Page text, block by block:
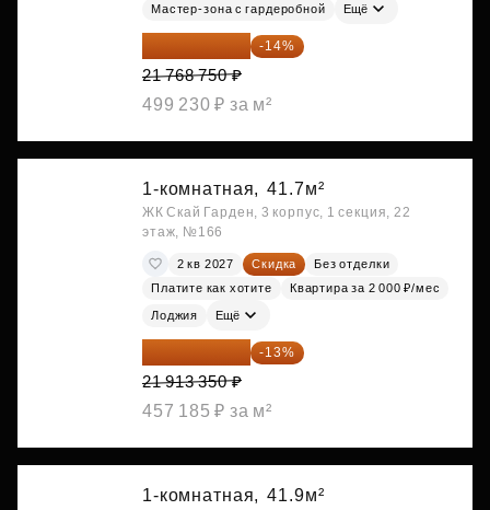
Мастер-зона с гардеробной Ещё
18 721 125 ₽ -14%
21 768 750 ₽
499 230 ₽ за м²
1-комнатная, 41.7м²
ЖК Скай Гарден, 3 корпус, 1 секция, 22
этаж, №166
2 кв 2027 Скидка
Без отделки
Платите как хотите
Квартира за 2 000 ₽/мес
Лоджия Ещё
19 064 615 ₽ -13%
21 913 350 ₽
457 185 ₽ за м²
1-комнатная, 41.9м²